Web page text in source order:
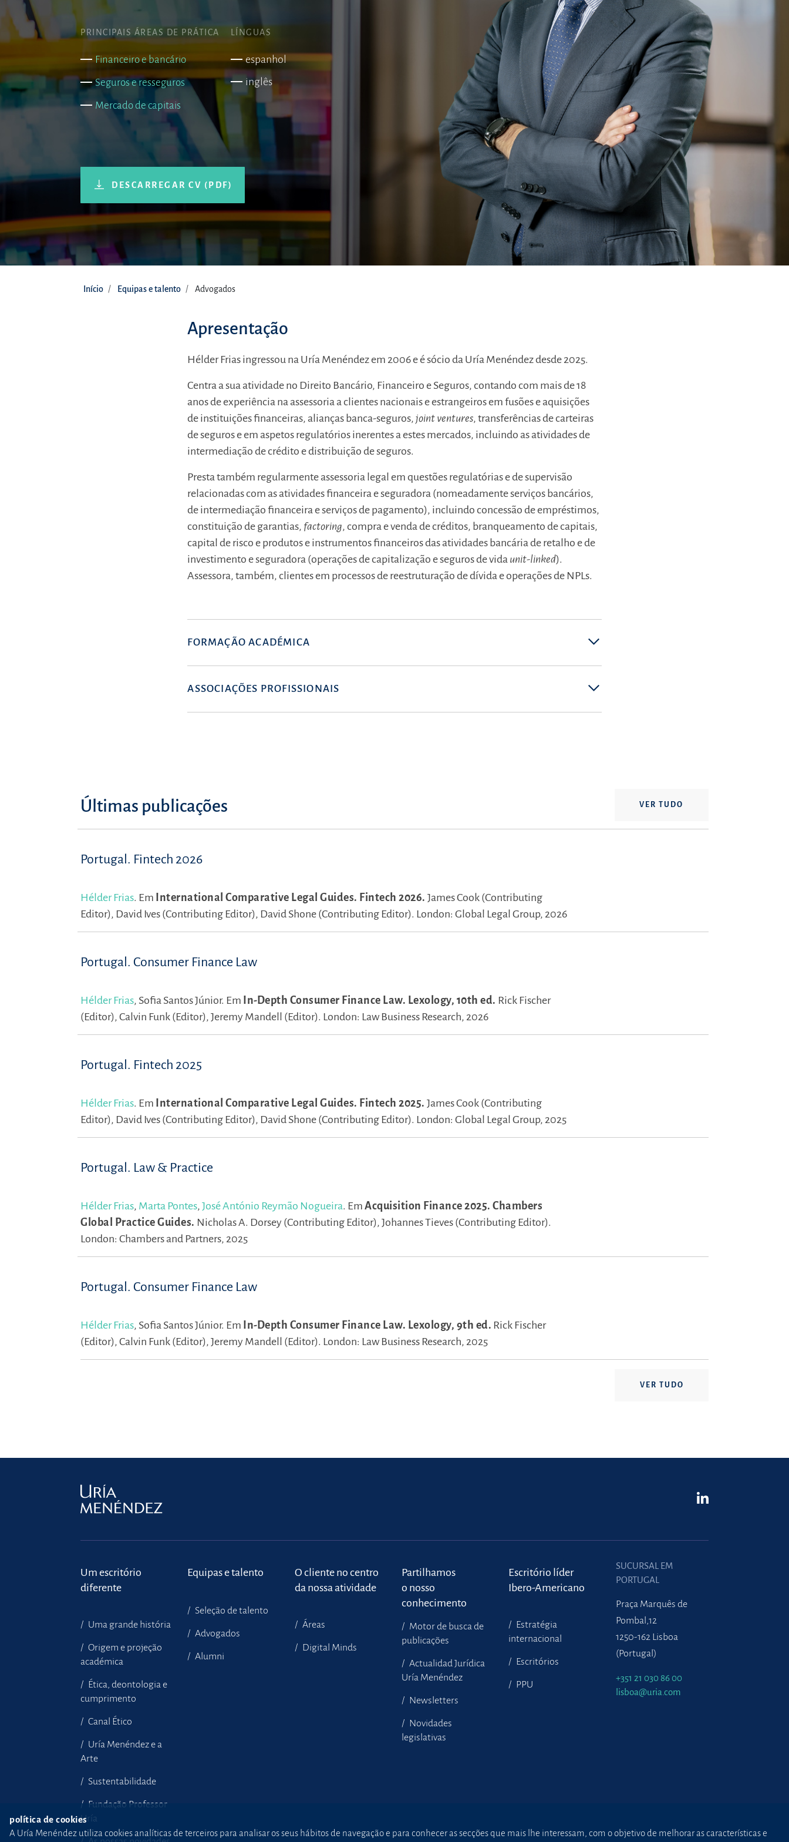
PRINCIPAIS ÁREAS DE PRÁTICA
Financeiro e bancário
Seguros e resseguros
Mercado de capitais
LÍNGUAS
espanhol
inglês
DESCARREGAR CV (PDF)
Início Equipas e talento Advogados
Apresentação
Hélder Frias ingressou na Uría Menéndez em 2006 e é sócio da Uría Menéndez desde 2025.
Centra a sua atividade no Direito Bancário, Financeiro e Seguros, contando com mais de 18
anos de experiência na assessoria a clientes nacionais e estrangeiros em fusões e aquisições
de instituições financeiras, alianças banca-seguros,joint ventures, transferências de carteiras
de seguros e em aspetos regulatórios inerentes a estes mercados, incluindo as atividades de
intermediação de crédito e distribuição de seguros.
Presta também regularmente assessoria legal em questões regulatórias e de supervisão
relacionadas com as atividades financeira e seguradora (nomeadamente serviços bancários,
de intermediação financeira e serviços de pagamento), incluindo concessão de empréstimos,
constituição de garantias, factoring, compra e venda de créditos, branqueamento de capitais,
capital de risco e produtos e instrumentos financeiros das atividades bancária de retalho e de
investimento e seguradora (operações de capitalização e seguros de vida unit-linked).
Assessora, também, clientes em processos de reestruturação de dívida e operações de NPLs.
FORMAÇÃO ACADÉMICA
ASSOCIAÇÕES PROFISSIONAIS
Últimas publicações VER TUDO
Portugal. Fintech 2026
Hélder Frias. Em International Comparative Legal Guides. Fintech 2026. James Cook (Contributing
Editor), David Ives (Contributing Editor), David Shone (Contributing Editor). London: Global Legal Group, 2026
Portugal. Consumer Finance Law
Hélder Frias, Sofia Santos Júnior. Em In-Depth Consumer Finance Law. Lexology, 10th ed. Rick Fischer
(Editor), Calvin Funk (Editor), Jeremy Mandell (Editor). London: Law Business Research, 2026
Portugal. Fintech 2025
Hélder Frias. Em International Comparative Legal Guides. Fintech 2025. James Cook (Contributing
Editor), David Ives (Contributing Editor), David Shone (Contributing Editor). London: Global Legal Group, 2025
Portugal. Law & Practice
Hélder Frias, Marta Pontes, José António Reymão Nogueira. Em Acquisition Finance 2025. Chambers
Global Practice Guides. Nicholas A. Dorsey (Contributing Editor), Johannes Tieves (Contributing Editor).
London: Chambers and Partners, 2025
Portugal. Consumer Finance Law
Hélder Frias, Sofia Santos Júnior. Em In-Depth Consumer Finance Law. Lexology, 9th ed. Rick Fischer
(Editor), Calvin Funk (Editor), Jeremy Mandell (Editor). London: Law Business Research, 2025
VER TUDO
Um escritório
diferente
Uma grande história
Origem e projeção
académica
Ética, deontologia e
cumprimento
Canal Ético
Uría Menéndez e a
Arte
Sustentabilidade
Fundação Professor
Uría
Equipas e talento
Seleção de talento
Advogados
Alumni
O cliente no centro
da nossa atividade
Áreas
Digital Minds
Partilhamos
o nosso
conhecimento
Motor de busca de
publicações
Actualidad Jurídica
Uría Menéndez
Newsletters
Novidades
legislativas
Escritório líder
Ibero-Americano
Estratégia
internacional
Escritórios
PPU
SUCURSAL EM
PORTUGAL
Praça Marquês de
Pombal,12
1250-162 Lisboa
(Portugal)
+351 21 030 86 00
lisboa@uria.com
política de cookies
A Uría Menéndez utiliza cookies analíticas de terceiros para analisar os seus hábitos de navegação e para conhecer as secções que mais lhe interessam, com o objetivo de melhorar as características e